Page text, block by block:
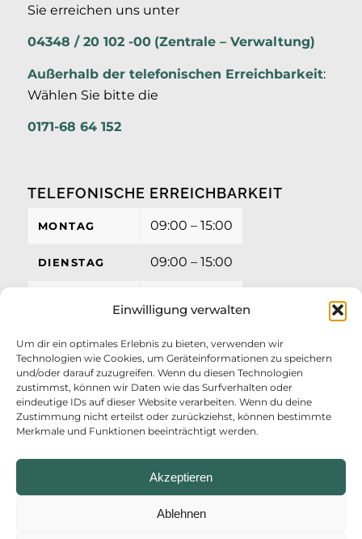
Einwilligung verwalten
Um dir ein optimales Erlebnis zu bieten, verwenden wir
Technologien wie Cookies, um Geräteinformationen zu speichern
und/oder darauf zuzugreifen. Wenn du diesen Technologien
zustimmst, können wir Daten wie das Surfverhalten oder
eindeutige IDs auf dieser Website verarbeiten. Wenn du deine
Zustimmung nicht erteilst oder zurückziehst, können bestimmte
Merkmale und Funktionen beeinträchtigt werden.
Akzeptieren
Ablehnen
Sie erreichen uns unter
04348 / 20 102 -00 (Zentrale – Verwaltung)
Außerhalb der telefonischen Erreichbarkeit:
Wählen Sie bitte die
0171-68 64 152
TELEFONISCHE ERREICHBARKEIT
MONTAG 09:00 – 15:00
DIENSTAG 09:00 – 15:00
FREITAG 09:00 – 12:00